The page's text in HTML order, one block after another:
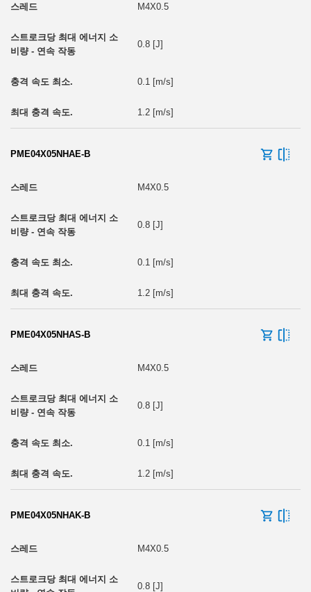
M4X0.5
0.8 [J]
0.1 [m/s]
1.2 [m/s]
PME04X05NHAE-B
M4X0.5
0.8 [J]
0.1 [m/s]
1.2 [m/s]
PME04X05NHAS-B
M4X0.5
0.8 [J]
0.1 [m/s]
1.2 [m/s]
PME04X05NHAK-B
M4X0.5
0.8 [J]